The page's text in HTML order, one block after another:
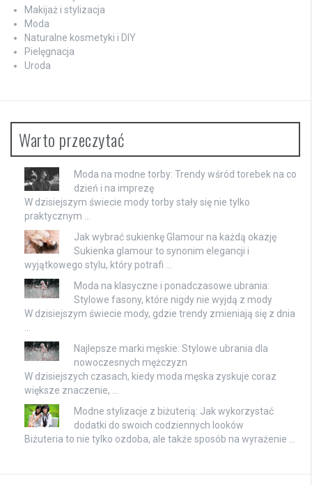
Makijaż i stylizacja
Moda
Naturalne kosmetyki i DIY
Pielęgnacja
Uroda
Warto przeczytać
Moda na modne torby: Trendy wśród torebek na co
dzień i na imprezę
W dzisiejszym świecie mody torby stały się nie tylko
praktycznym …
Jak wybrać sukienkę Glamour na każdą okazję
Sukienka glamour to synonim elegancji i
wyjątkowego stylu, który potrafi …
Moda na klasyczne i ponadczasowe ubrania:
Stylowe fasony, które nigdy nie wyjdą z mody
W dzisiejszym świecie mody, gdzie trendy zmieniają się z dnia
…
Najlepsze marki męskie: Stylowe ubrania dla
nowoczesnych mężczyzn
W dzisiejszych czasach, kiedy moda męska zyskuje coraz
większe znaczenie, …
Modne stylizacje z biżuterią: Jak wykorzystać
dodatki do swoich codziennych looków
Biżuteria to nie tylko ozdoba, ale także sposób na wyrażenie …